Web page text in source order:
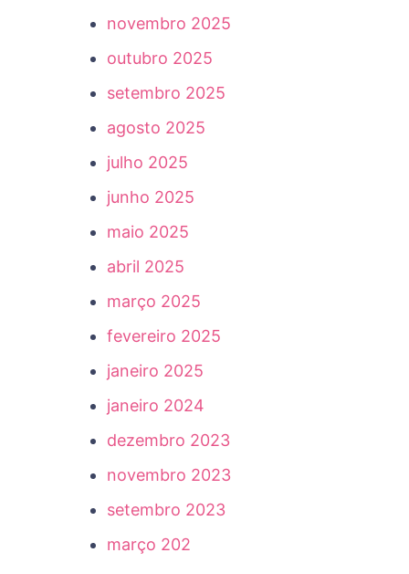
novembro 2025
outubro 2025
setembro 2025
agosto 2025
julho 2025
junho 2025
maio 2025
abril 2025
março 2025
fevereiro 2025
janeiro 2025
janeiro 2024
dezembro 2023
novembro 2023
setembro 2023
março 202